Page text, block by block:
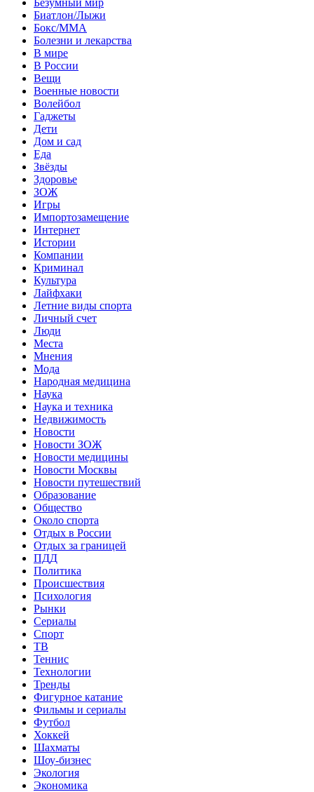
Биатлон/Лыжи
Бокс/MMA
Болезни и лекарства
В мире
В России
Вещи
Военные новости
Волейбол
Гаджеты
Дети
Дом и сад
Еда
Звёзды
Здоровье
ЗОЖ
Игры
Импортозамещение
Интернет
Истории
Компании
Криминал
Культура
Лайфхаки
Летние виды спорта
Личный счет
Люди
Места
Мнения
Мода
Народная медицина
Наука
Наука и техника
Недвижимость
Новости
Новости ЗОЖ
Новости медицины
Новости Москвы
Новости путешествий
Образование
Общество
Около спорта
Отдых в России
Отдых за границей
ПДД
Политика
Происшествия
Психология
Рынки
Сериалы
Спорт
ТВ
Теннис
Технологии
Тренды
Фигурное катание
Фильмы и сериалы
Футбол
Хоккей
Шахматы
Шоу-бизнес
Экология
Экономика